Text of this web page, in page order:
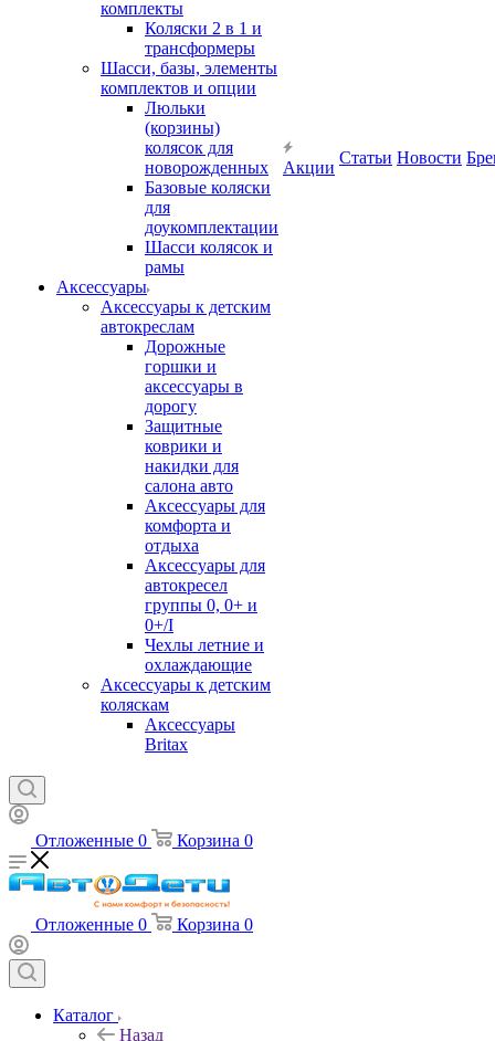
комплекты
Коляски 2 в 1 и
трансформеры
Шасси, базы, элементы
комплектов и опции
Люльки
(корзины)
колясок для
новорожденных
Базовые коляски
для
доукомплектации
Шасси колясок и
рамы
Аксессуары
Аксессуары к детским
автокреслам
Дорожные
горшки и
аксессуары в
дорогу
Защитные
коврики и
накидки для
салона авто
Аксессуары для
комфорта и
отдыха
Аксессуары для
автокресел
группы 0, 0+ и
0+/I
Чехлы летние и
охлаждающие
Аксессуары к детским
коляскам
Аксессуары
Britax
Акции
Статьи Новости
Отложенные 0 Корзина 0
Отложенные 0 Корзина 0
Каталог
Назад